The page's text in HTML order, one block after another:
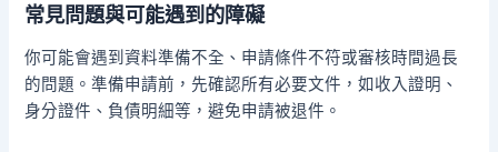
常見問題與可能遇到的障礙
你可能會遇到資料準備不全、申請條件不符或審核時間過長
的問題。準備申請前，先確認所有必要文件，如收入證明、
身分證件、負債明細等，避免申請被退件。